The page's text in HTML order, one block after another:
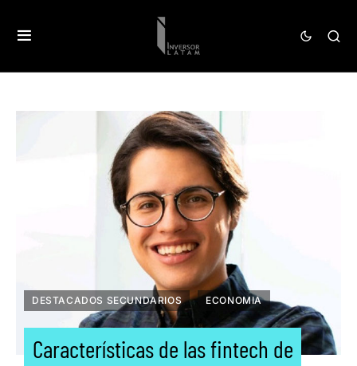
DESTACADOS SECUNDARIOS ECONOMIA
Características de las fintech de